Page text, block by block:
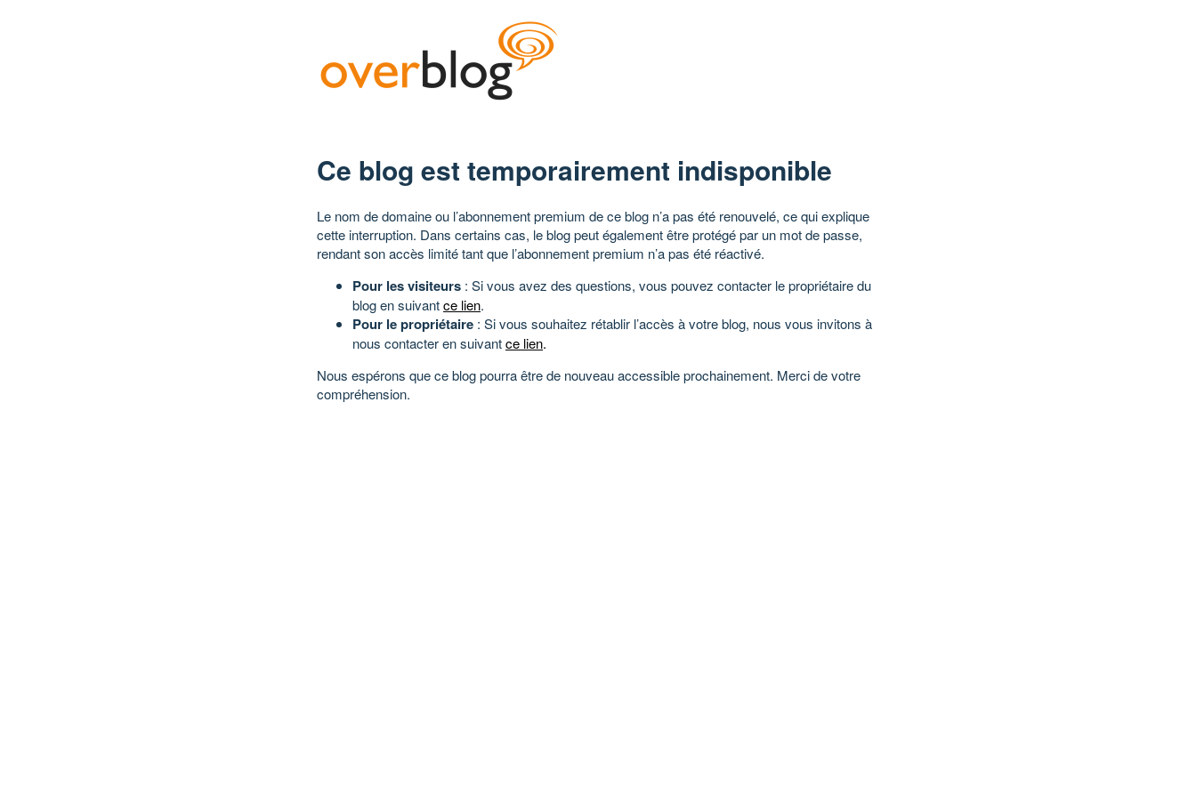
Ce blog est temporairement indisponible
Le nom de domaine ou l’abonnement premium de ce blog n’a pas été renouvelé, ce qui explique
cette interruption. Dans certains cas, le blog peut également être protégé par un mot de passe,
rendant son accès limité tant que l’abonnement premium n’a pas été réactivé.
Pour les visiteurs : Si vous avez des questions, vous pouvez contacter le propriétaire du
blog en suivantce lien.
Pour le propriétaire : Si vous souhaitez rétablir l’accès à votre blog, nous vous invitons à
nous contacter en suivantce lien.
Nous espérons que ce blog pourra être de nouveau accessible prochainement. Merci de votre
compréhension.